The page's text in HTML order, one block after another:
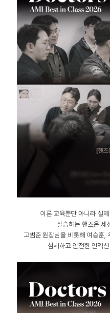
이론 교육뿐만 아니라 실
실습하는 핸즈온 세
고범준 원장님을 비롯해 여승훈,
섬세하고 안전한 인젝